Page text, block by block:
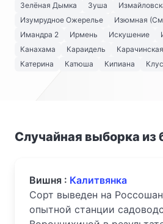
Зелёная Дымка
Зуша
Изумрудное Ожерелье
Изюмная
Имандра 2
Ирмень Искушение
Канахама
Караидель Карачинская
Катерина
Катюша Кипиана
Случайная выборка из
Вишня : Калитвянка
Сорт выведен на
опытной станции